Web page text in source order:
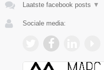
Laatste facebook posts ▼
Sociale media: